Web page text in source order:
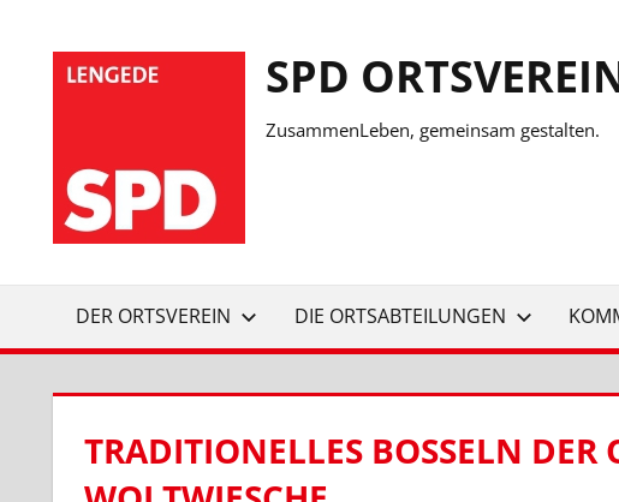
springen
SPD
ZusammenLeben, gemeinsam gestalten.
DER ORTSVEREIN DIE ORTSABTEILUNGEN
TRADITIONELLES BOSSELN DER